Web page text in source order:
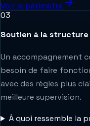
Voir le périmètre
03
Soutien à la
Un accompagnement
besoin de faire
avec des règles plus
meilleure supervision.
À quoi ressemble la